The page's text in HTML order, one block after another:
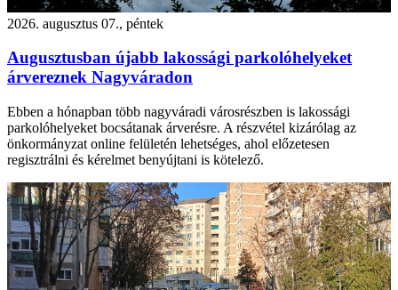
2026. augusztus 07., péntek
Augusztusban újabb lakossági parkolóhelyeket
árvereznek Nagyváradon
Ebben a hónapban több nagyváradi városrészben is lakossági
parkolóhelyeket bocsátanak árverésre. A részvétel kizárólag az
önkormányzat online felületén lehetséges, ahol előzetesen
regisztrálni és kérelmet benyújtani is kötelező.